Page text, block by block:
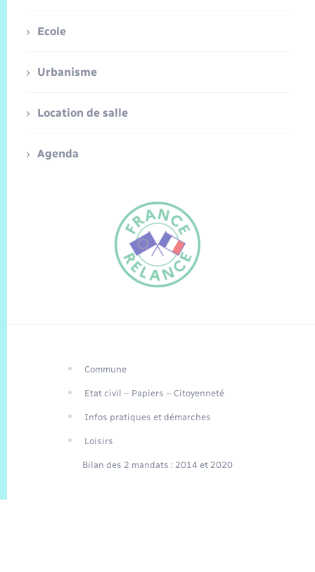
Traduction du
EN
Ecole
Urbanisme
Location de salle
Agenda
Commune
Etat civil – Papiers – Citoyenneté
Infos pratiques et démarches
Loisirs
Bilan des 2 mandats : 2014 et 2020